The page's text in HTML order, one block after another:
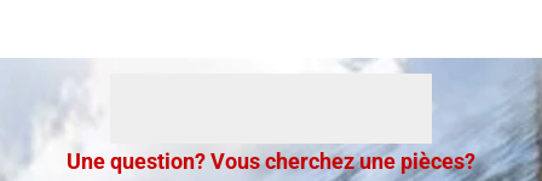
Une question? Vous cherchez une pièces?